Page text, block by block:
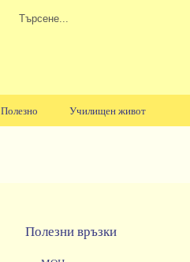
Полезно Училищен живот
Полезни връзки